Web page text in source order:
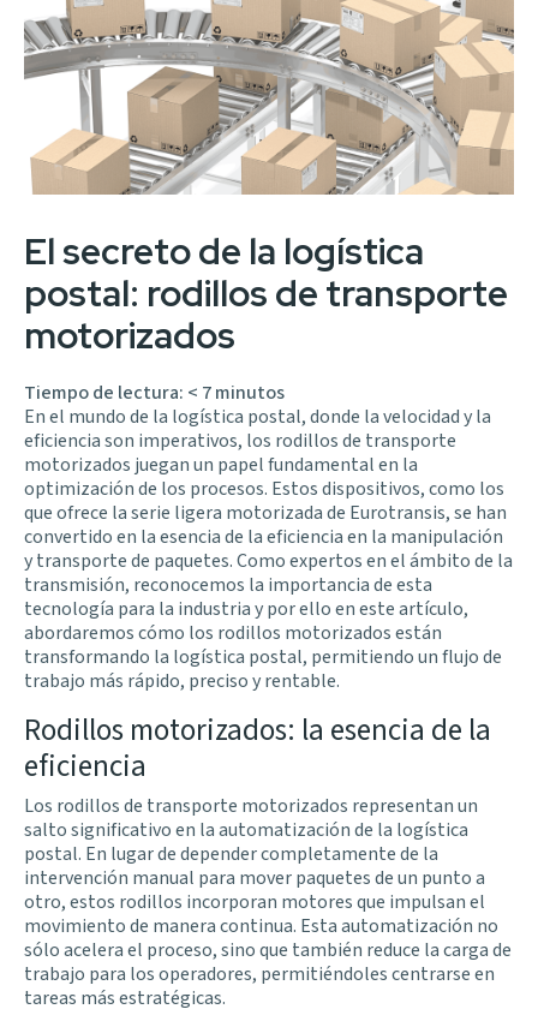
El secreto de la logística
postal: rodillos de transporte
motorizados
Tiempo de lectura: < 7minutos
En el mundo de la logística postal, donde la velocidad y la
eficiencia son imperativos, los rodillos de transporte
motorizados juegan un papel fundamental en la
optimización de los procesos. Estos dispositivos, como los
que ofrece laserie ligera motorizada de Eurotransis, se han
convertido en la esencia de la eficiencia en la manipulación
y transporte de paquetes. Como expertos en el ámbito de la
transmisión, reconocemos la importancia de esta
tecnología para la industria y por ello en este artículo,
abordaremos cómo los rodillos motorizados están
transformando la logística postal, permitiendo un flujo de
trabajo más rápido, preciso y rentable.
Rodillos motorizados: la esencia de la
eficiencia
Los rodillos de transporte motorizados representan un
salto significativo en la automatización de la logística
postal. En lugar de depender completamente de la
intervención manual para mover paquetes de un punto a
otro, estos rodillos incorporan motores que impulsan el
movimiento de manera continua. Esta automatización no
sólo acelera el proceso, sino que también reduce la carga de
trabajo para los operadores, permitiéndoles centrarse en
tareas más estratégicas.